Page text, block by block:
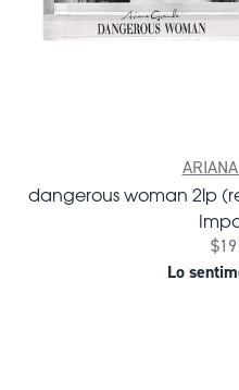
dangerous woman 2lp
Lo